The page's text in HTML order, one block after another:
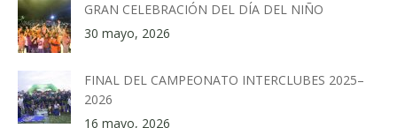
GRAN CELEBRACIÓN DEL DÍA DEL NIÑO
30 mayo, 2026
FINAL DEL CAMPEONATO INTERCLUBES 2025–
2026
16 mayo, 2026